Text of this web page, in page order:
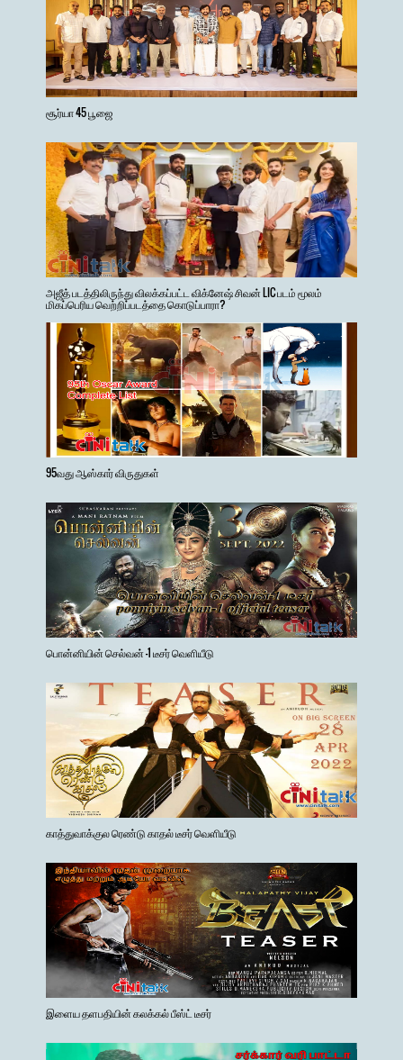
சூர்யா 45 பூஜை
அஜீத் படத்திலிருந்து விலக்கப்பட்ட விக்னேஷ் சிவன் LIC படம் மூலம்
மிகப்பெரிய வெற்றிப்படத்தை கொடுப்பாரா?
95வது ஆஸ்கார் விருதுகள்
பொன்னியின் செல்வன் -1 டீசர் வெளியீடு
காத்துவாக்குல ரெண்டு காதல் டீசர் வெளியீடு
இளைய தளபதியின் கலக்கல் பீஸ்ட் டீசர்